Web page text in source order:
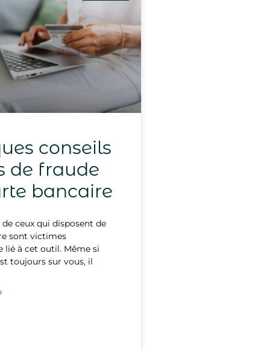
conseils
de fraude
bancaire
ceux qui disposent de
sont victimes
lié à cet outil. Même si
toujours sur vous, il